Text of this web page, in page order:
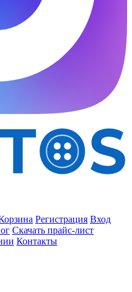
Регистрация Вход
Скачать прайс-лист
Контакты